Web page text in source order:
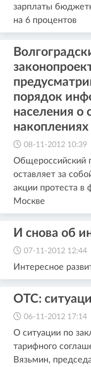
зарплаты
на 6 процентов
порядок
населения о
накоплениях
08-11-2012 10:39
Общероссийский
оставляет за
акции протеста в
Москве
И снова об
07-11-2012 12:44
Интересное
ОТС:
06-11-2012 17:14
О ситуации по
тарифного
Вязьмин,